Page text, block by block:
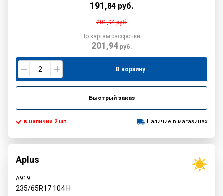
191,84 руб.
201,94руб.
По картам рассрочки:
201,94руб.
В корзину
Быстрый заказ
в наличии 2 шт. Наличие в магазинах
Aplus
A919
235/65R17 104 H